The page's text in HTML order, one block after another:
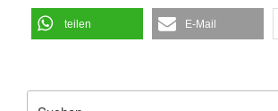
teilen E-Mail